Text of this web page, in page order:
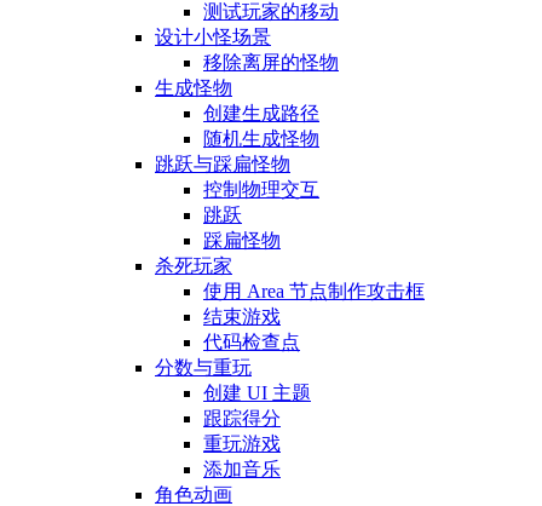
测试玩家的移动
设计小怪场景
移除离屏的怪物
生成怪物
创建生成路径
随机生成怪物
跳跃与踩扁怪物
控制物理交互
跳跃
踩扁怪物
杀死玩家
使用 Area 节点制作攻击框
结束游戏
代码检查点
分数与重玩
创建 UI 主题
跟踪得分
重玩游戏
添加音乐
角色动画